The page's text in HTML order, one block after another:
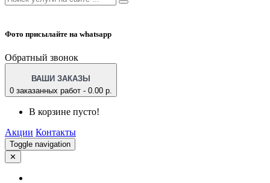
Фото присылайте на whatsapp
Обратный звонок
ВАШИ ЗАКАЗЫ
0 заказанных работ - 0.00 р.
В корзине пусто!
Акции Контакты
Toggle navigation
✕